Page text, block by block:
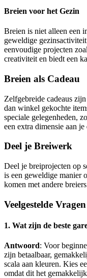
Breien voor het Gezin
Breien is niet alleen een
geweldige
eenvoudige projecten
creativiteit en biedt een
Breien als Cadeau
Zelfgebreide cadeaus
dan winkel gekochte
speciale gelegenheden,
een extra dimensie aan je
Deel je Breiwerk
Deel je breiprojecten op
is een geweldige manier
komen met andere
Veelgestelde
1. Wat zijn de beste
Antwoord: Voor
zijn betaalbaar,
scala aan kleuren. Kies
omdat dit het